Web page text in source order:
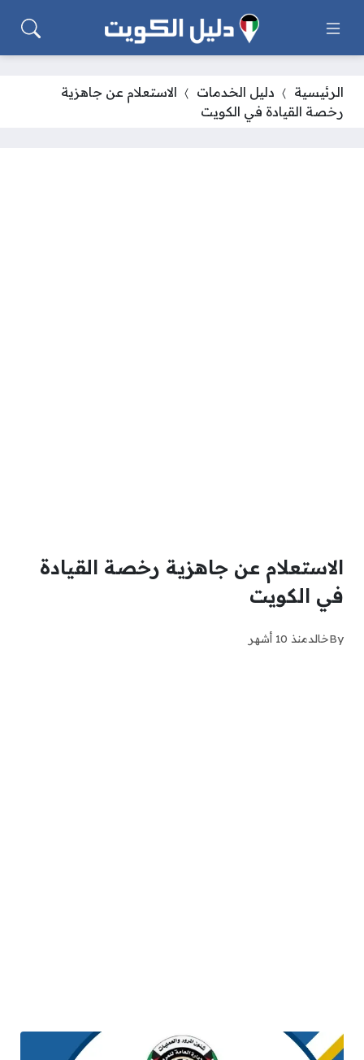
الرئيسية دليل الخدمات
الاستعلام عن جاهزية
رخصة القيادة في الكويت
الاستعلام عن جاهزية رخصة القيادة
في الكويت
Byخالدمنذ 10 أشهر